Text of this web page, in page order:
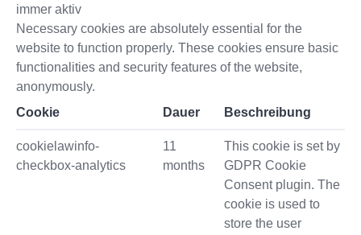
immer aktiv
Necessary cookies are absolutely essential for the
website to function properly. These cookies ensure basic
functionalities and security features of the website,
anonymously.
Cookie
Dauer Beschreibung
cookielawinfo-
checkbox-analytics
11
months
This cookie is set by
GDPR Cookie
Consent plugin. The
cookie is used to
store the user